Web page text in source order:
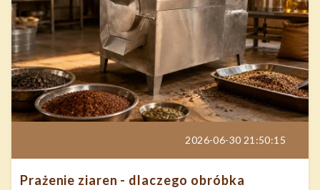
2026-06-30 21:50:15
Prażenie ziaren - dlaczego obróbka